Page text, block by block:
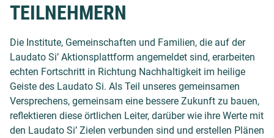
TEILNEHMERN
Die Institute, Gemeinschaften und Familien, die auf der
Laudato Si’ Aktionsplattform angemeldet sind, erarbeiten
echten Fortschritt in Richtung Nachhaltigkeit im heilige
Geiste des Laudato Si. Als Teil unseres gemeinsamen
Versprechens, gemeinsam eine bessere Zukunft zu bauen,
reflektieren diese örtlichen Leiter, darüber wie ihre Werte mit
den Laudato Si’ Zielen verbunden sind und erstellen Plänen